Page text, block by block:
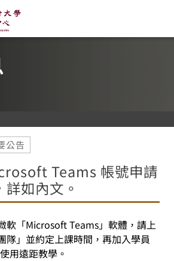
術大學推廣教育中心
公告
Teams 帳號申請
如內文。
軟「Microsoft Teams」軟體，請上
隊」並約定上課時間，再加入學員
用遠距教學。